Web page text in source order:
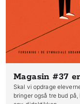
Magasin #37
Skal vi opdrage
bringer også tre bud